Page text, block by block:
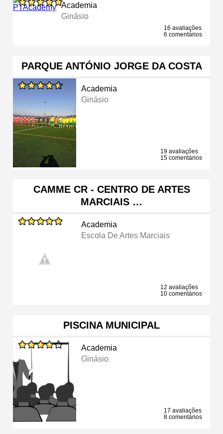
Academia
Ginásio
16 avaliações
6 comentários
PARQUE ANTÓNIO JORGE DA COSTA
Academia
Ginásio
19 avaliações
15 comentários
CAMME CR - CENTRO DE ARTES
MARCIAIS …
Academia
Escola De Artes Marciais
12 avaliações
10 comentários
PISCINA MUNICIPAL
Academia
Ginásio
17 avaliações
8 comentários